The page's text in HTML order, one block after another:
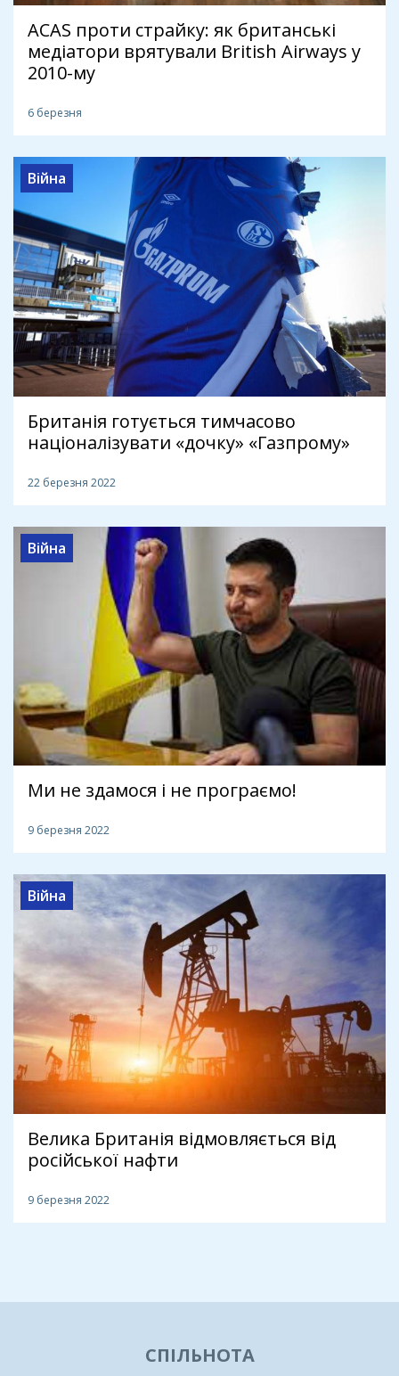
ACAS проти страйку: як британські
медіатори врятували British Airways у
2010-му
6 березня
Війна
Британія готується тимчасово
націоналізувати «дочку» «Газпрому»
22 березня 2022
Війна
Ми не здамося і не програємо!
9 березня 2022
Війна
Велика Британія відмовляється від
російської нафти
9 березня 2022
СПІЛЬНОТА